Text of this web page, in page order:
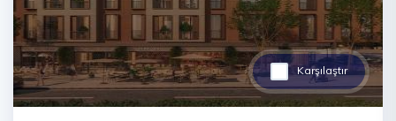
Karşılaştır